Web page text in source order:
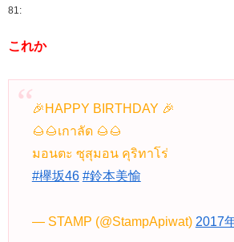
81:
これか
🎉HAPPY BIRTHDAY 🎉
🌰🌰เกาลัด 🌰🌰
มอนตะ ซุสุมอน คุริทาโร่
#欅坂46 #鈴本美愉
— STAMP (@StampApiwat) 2017